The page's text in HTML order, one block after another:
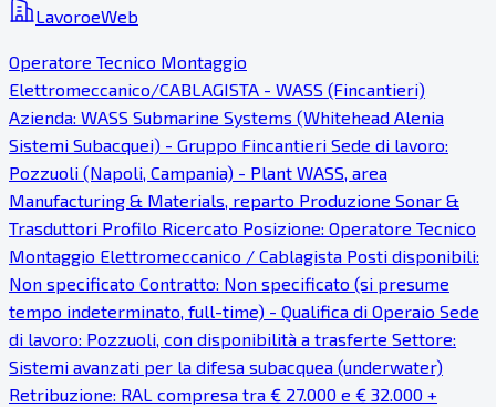
LavoroeWeb
Operatore Tecnico Montaggio
Elettromeccanico/CABLAGISTA - WASS (Fincantieri)
Azienda: WASS Submarine Systems (Whitehead Alenia
Sistemi Subacquei) - Gruppo Fincantieri Sede di lavoro:
Pozzuoli (Napoli, Campania) - Plant WASS, area
Manufacturing & Materials, reparto Produzione Sonar &
Trasduttori Profilo Ricercato Posizione: Operatore Tecnico
Montaggio Elettromeccanico / Cablagista Posti disponibili:
Non specificato Contratto: Non specificato (si presume
tempo indeterminato, full-time) - Qualifica di Operaio Sede
di lavoro: Pozzuoli, con disponibilità a trasferte Settore:
Sistemi avanzati per la difesa subacquea (underwater)
Retribuzione: RAL compresa tra € 27.000 e € 32.000 +